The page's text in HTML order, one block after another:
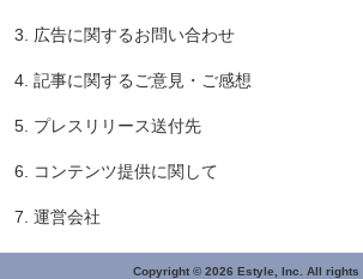
3. 広告に関するお問い合わせ
4. 記事に関するご意見・ご感想
5. プレスリリース送付先
6. コンテンツ提供に関して
7. 運営会社
Copyright © 2026 Estyle, Inc. All rights